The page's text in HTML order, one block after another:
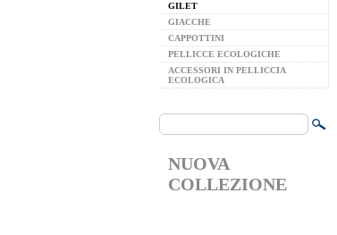
GILET
GIACCHE
CAPPOTTINI
PELLICCE ECOLOGICHE
ACCESSORI IN PELLICCIA
ECOLOGICA
NUOVA
COLLEZIONE